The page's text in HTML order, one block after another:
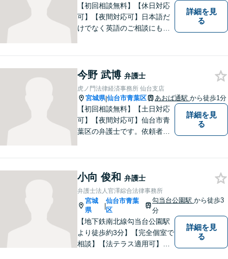
【初回相談無料】【休日対応
可】【夜間対応可】日本語だ
けでなく英語のご相談にも対
詳細を見
る
今野 武博 弁護士
虎ノ門法律経済事務所 仙台支店
宮城県|仙台市青葉区 あおば通駅 から徒歩1分
【初回相談無料】【土日対応
可】【夜間対応可】仙台市青
葉区の弁護士です。依頼者様
詳細を見
る
小向 俊和 弁護士
弁護士法人官澤綜合法律事務所
宮城
県
|
仙台市青葉
区
勾当台公園駅から徒歩3
分
【地下鉄南北線勾当台公園駅
より徒歩約3分】【完全個室で
相談】【法テラス適用可】
詳細を見
る